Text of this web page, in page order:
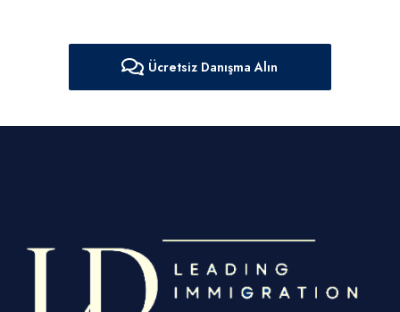
Ücretsiz Danışma Alın